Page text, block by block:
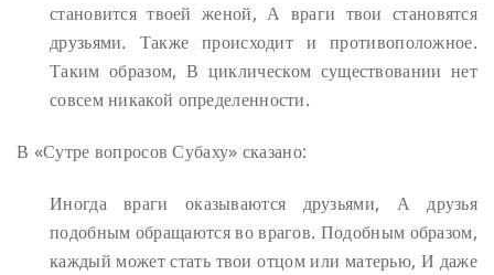
становится твоей женой, А враги твои становятся
друзьями. Также происходит и противоположное.
Таким образом, В циклическом существовании нет
совсем никакой определенности.
В «Сутре вопросов Субаху» сказано:
Иногда враги оказываются друзьями, А друзья
подобным обращаются во врагов. Подобным образом,
каждый может стать твои отцом или матерью, И даже